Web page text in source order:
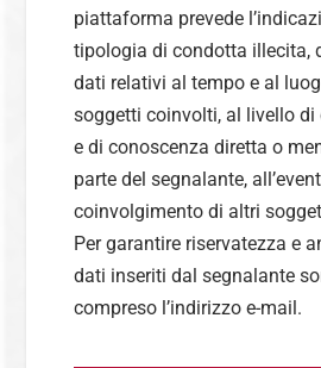
piattaforma prevede
tipologia di condotta illecita,
dati relativi al tempo e al
soggetti coinvolti, al livello
e di conoscenza diretta o
parte del segnalante,
coinvolgimento di altri
Per garantire riservatezza e
dati inseriti dal segnalante
compreso l’indirizzo e-mail.